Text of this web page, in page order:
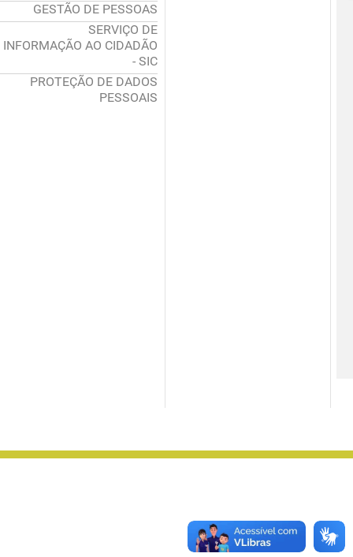
GESTÃO DE PESSOAS
SERVIÇO DE
INFORMAÇÃO AO CIDADÃO
- SIC
PROTEÇÃO DE DADOS
PESSOAIS